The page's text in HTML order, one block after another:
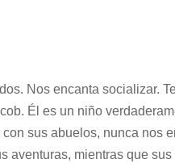
Nos encanta socializar.
Él es un niño
sus abuelos, nunca nos
aventuras, mientras que